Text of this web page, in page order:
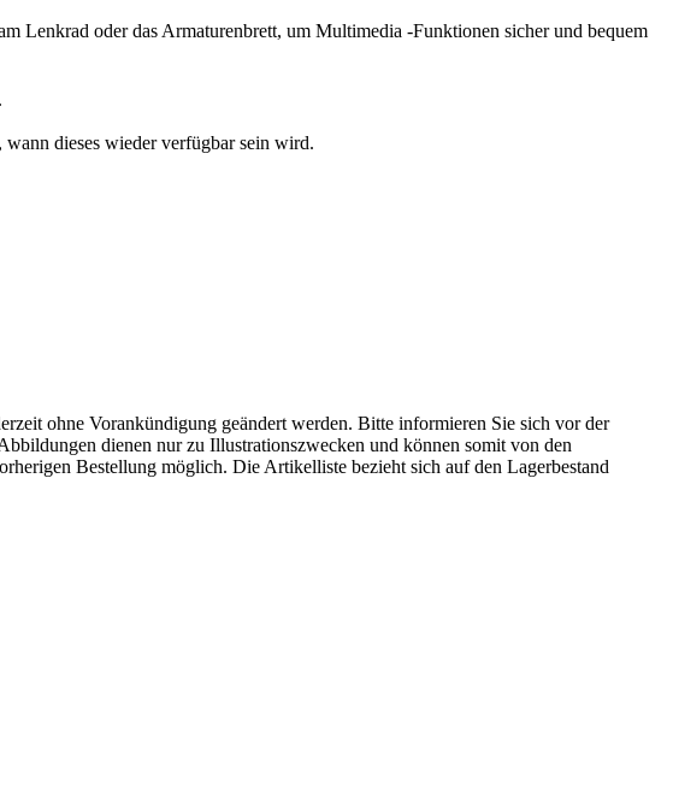
Lenkrad oder das Armaturenbrett, um Multimedia -Funktionen sicher und bequem
dieses wieder verfügbar sein wird.
ohne Vorankündigung geändert werden. Bitte informieren Sie sich vor der
dienen nur zu Illustrationszwecken und können somit von den
Bestellung möglich. Die Artikelliste bezieht sich auf den Lagerbestand